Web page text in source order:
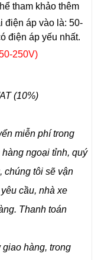
tham khảo thêm
điện áp vào là: 50-
điện áp yếu nhất.
250V)
(10%)
miễn phí trong
ngoại tỉnh, quý
chúng tôi sẽ vận
cầu, nhà xe
Thanh toán
hàng, trong